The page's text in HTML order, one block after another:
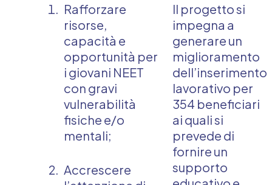
Rafforzare
risorse,
capacità e
opportunità per
i giovani NEET
con gravi
vulnerabilità
fisiche e/o
mentali;
Accrescere
Il progetto si
impegna a
generare un
miglioramento
dell’inserimento
lavorativo per
354 beneficiari
ai quali si
prevede di
fornire un
supporto